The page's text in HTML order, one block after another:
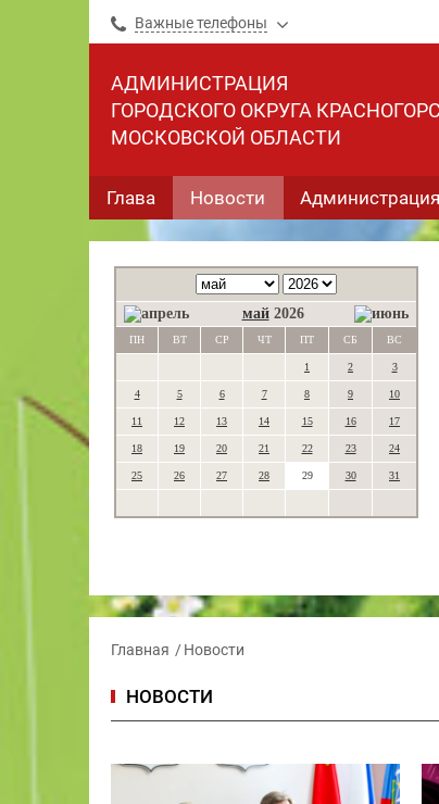
Важные телефоны
АДМИНИСТРАЦИЯ
ГОРОДСКОГО ОКРУГА
МОСКОВСКОЙ ОБЛАСТИ
Глава Новости Администрация
май 2026
ПН ВТ СР ЧТ ПТ СБ ВС
1 2 3
4 5 6 7 8 9 10
11 12 13 14 15 16 17
18 19 20 21 22 23 24
25 26 27 28 29 30 31
Главная Новости
НОВОСТИ